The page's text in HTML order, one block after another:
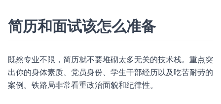
简历和面试该怎么准备
既然专业不限，简历就不要堆砌太多无关的技术栈。重点突
出你的身体素质、党员身份、学生干部经历以及吃苦耐劳的
案例。铁路局非常看重政治面貌和纪律性。